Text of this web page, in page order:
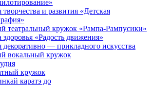
творчества и развития «Детская
театральный кружок «Рампа-Рампусики»
здоровья «Радость движения»
декоративно — прикладного искусства
вокальный кружок
кружок
каратэ до